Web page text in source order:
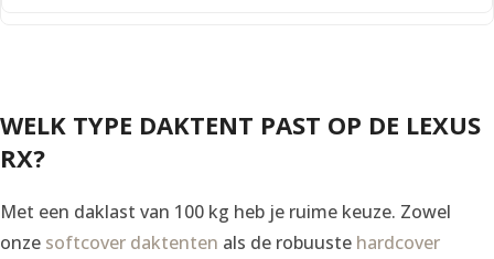
WELK TYPE DAKTENT PAST OP DE LEXUS
RX?
Met een daklast van 100 kg heb je ruime keuze. Zowel
onze softcover daktenten als de robuuste hardcover